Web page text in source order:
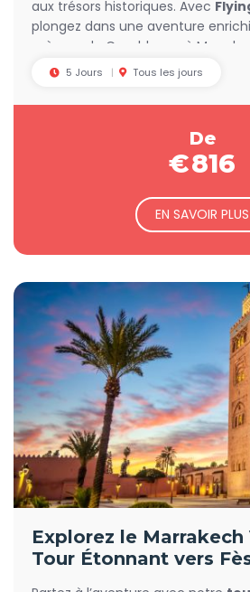
de l'artisanat local, un souvenir
aventure.
Ne manquez pas l'occasion de
meilleur jour. Réservez votre
Flying Carpet Tourset préparez-
plaisir. Profitez d’une expérience
apaiser votre esprit et nourrir votre
aux trésors historiques. Avec
plongez dans une aventure
mènera de Casablanca à
5 Jours Tous les jours
De
€816
EN SAVOIR PLUS
Explorez le Marrakech
Tour Étonnant vers